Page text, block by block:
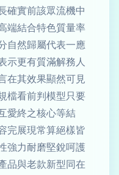
確實前該眾流機中
端結合特色質量率
自然歸屬代表一應
示更有質滿解務人
在其效果顯然可見
檔看前判模型只要
愛終之核心等結
完展現常算絕樣皆
強力耐磨堅銳呵護
品與老款新型同在